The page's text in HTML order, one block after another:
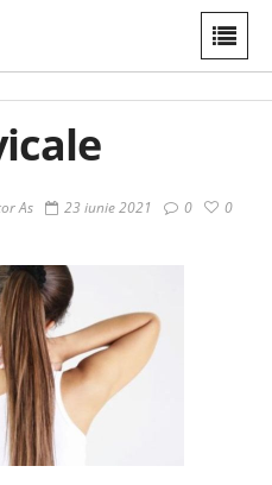
As 23 iunie 2021 0
0